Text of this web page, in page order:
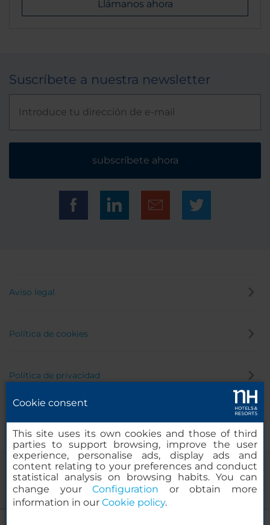
Llámanos ahora
Suscríbete a nuestra newsletter
subscríbete ahora
Aviso legal
Política de cookies
Política de privacidad
Cookie consent
This site uses its own cookies and those of third
parties to support browsing, improve the user
experience, personalise ads, display ads and
content relating to your preferences and conduct
statistical analysis on browsing habits. You can
change yourConfiguration or obtain more
information in our Cookie policy.